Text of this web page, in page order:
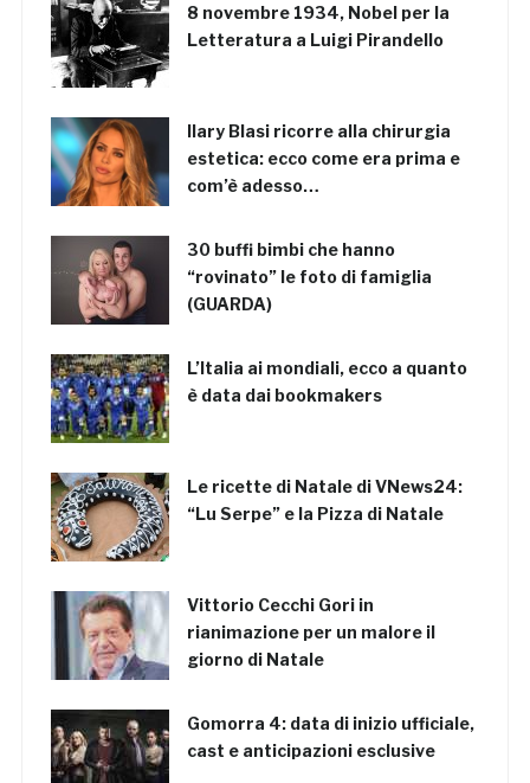
8 novembre 1934, Nobel per la
Letteratura a Luigi Pirandello
Ilary Blasi ricorre alla chirurgia
estetica: ecco come era prima e
com’è adesso…
30 buffi bimbi che hanno
“rovinato” le foto di famiglia
(GUARDA)
L’Italia ai mondiali, ecco a quanto
è data dai bookmakers
Le ricette di Natale di VNews24:
“Lu Serpe” e la Pizza di Natale
Vittorio Cecchi Gori in
rianimazione per un malore il
giorno di Natale
Gomorra 4: data di inizio ufficiale,
cast e anticipazioni esclusive